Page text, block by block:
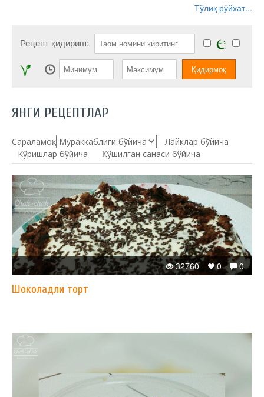
Тўлиқ рўйхат...
Рецепт қидириш:
ЯНГИ РЕЦЕПТЛАР
Сараламоқ:
Лайклар бўйича
Кўришлар бўйича
Қўшилган санаси бўйича
0
0
32760
Шоколадли торт